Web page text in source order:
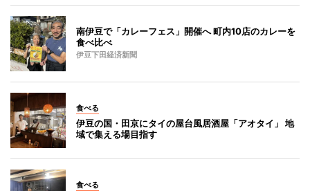
南伊豆で「カレーフェス」開催へ 町内10店のカレーを
食べ比べ
伊豆下田経済新聞
食べる
伊豆の国・田京にタイの屋台風居酒屋「アオタイ」 地
域で集える場目指す
食べる